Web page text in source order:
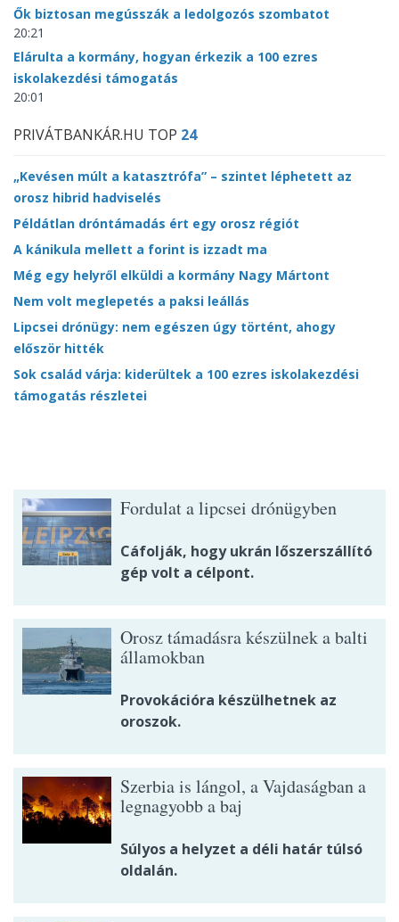
Ők biztosan megússzák a ledolgozós szombatot
20:21
Elárulta a kormány, hogyan érkezik a 100 ezres
iskolakezdési támogatás
20:01
PRIVÁTBANKÁR.HU TOP 24
„Kevésen múlt a katasztrófa” – szintet léphetett az
orosz hibrid hadviselés
Példátlan dróntámadás ért egy orosz régiót
A kánikula mellett a forint is izzadt ma
Még egy helyről elküldi a kormány Nagy Mártont
Nem volt meglepetés a paksi leállás
Lipcsei drónügy: nem egészen úgy történt, ahogy
először hitték
Sok család várja: kiderültek a 100 ezres iskolakezdési
támogatás részletei
Fordulat a lipcsei drónügyben
Cáfolják, hogy ukrán lőszerszállító
gép volt a célpont.
Orosz támadásra készülnek a balti
államokban
Provokációra készülhetnek az
oroszok.
Szerbia is lángol, a Vajdaságban a
legnagyobb a baj
Súlyos a helyzet a déli határ túlsó
oldalán.